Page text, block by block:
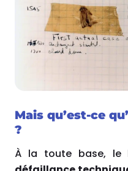
Mais qu’est-ce
?
À la toute base, le